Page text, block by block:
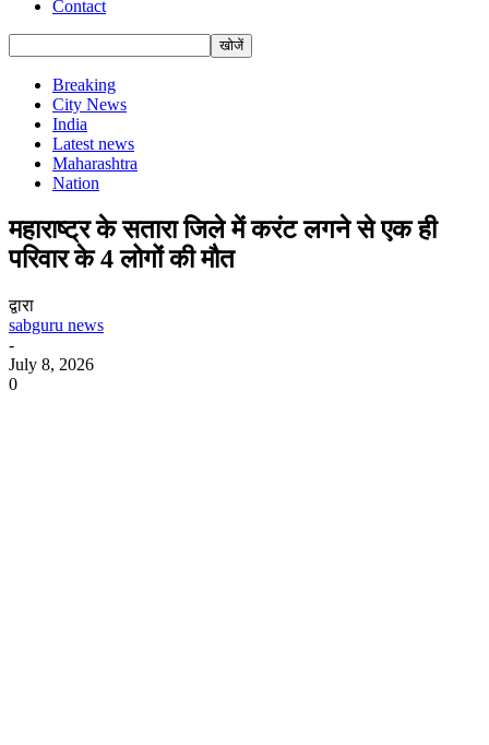
Contact
Breaking
City News
India
Latest news
Maharashtra
Nation
महाराष्ट्र के सतारा जिले में करंट लगने से एक ही
परिवार के 4 लोगों की मौत
द्वारा
sabguru news
-
July 8, 2026
0